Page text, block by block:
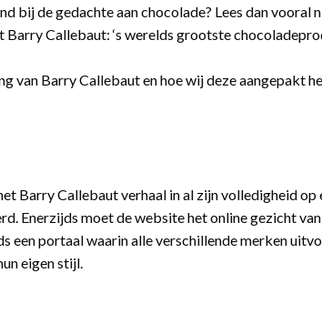
bij de gedachte aan chocolade? Lees dan vooral
Callebaut: ‘s werelds grootste
van Barry Callebaut en hoe wij deze aangepakt
Barry Callebaut verhaal in al zijn volledigheid
Enerzijds moet de website het online gezicht
een portaal waarin alle verschillende merken
eigen stijl.